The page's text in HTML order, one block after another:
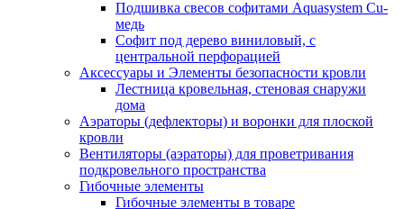
Подшивка свесов софитами Aquasystem Cu-
медь
Софит под дерево виниловый, с
центральной перфорацией
Аксессуары и Элементы безопасности кровли
Лестница кровельная, стеновая снаружи
дома
Аэраторы (дефлекторы) и воронки для плоской
кровли
Вентиляторы (аэраторы) для проветривания
подкровельного пространства
Гибочные элементы
Гибочные элементы в товаре